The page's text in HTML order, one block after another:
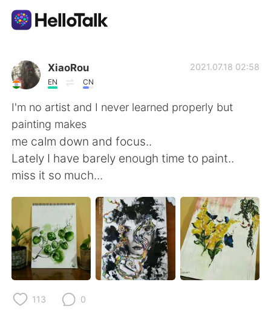
Aplicación de intercambio de idiomas
AI Grammar Checker
Español
English
العربية
Français Deutsch
日本語 한국어
Русский
XiaoRou
EN CN
2021.07.18 02:58
I'm no artist and I never learned properly but
painting makes
me calm down and focus..
Lately I have barely enough time to paint..
miss it so much...
113 0